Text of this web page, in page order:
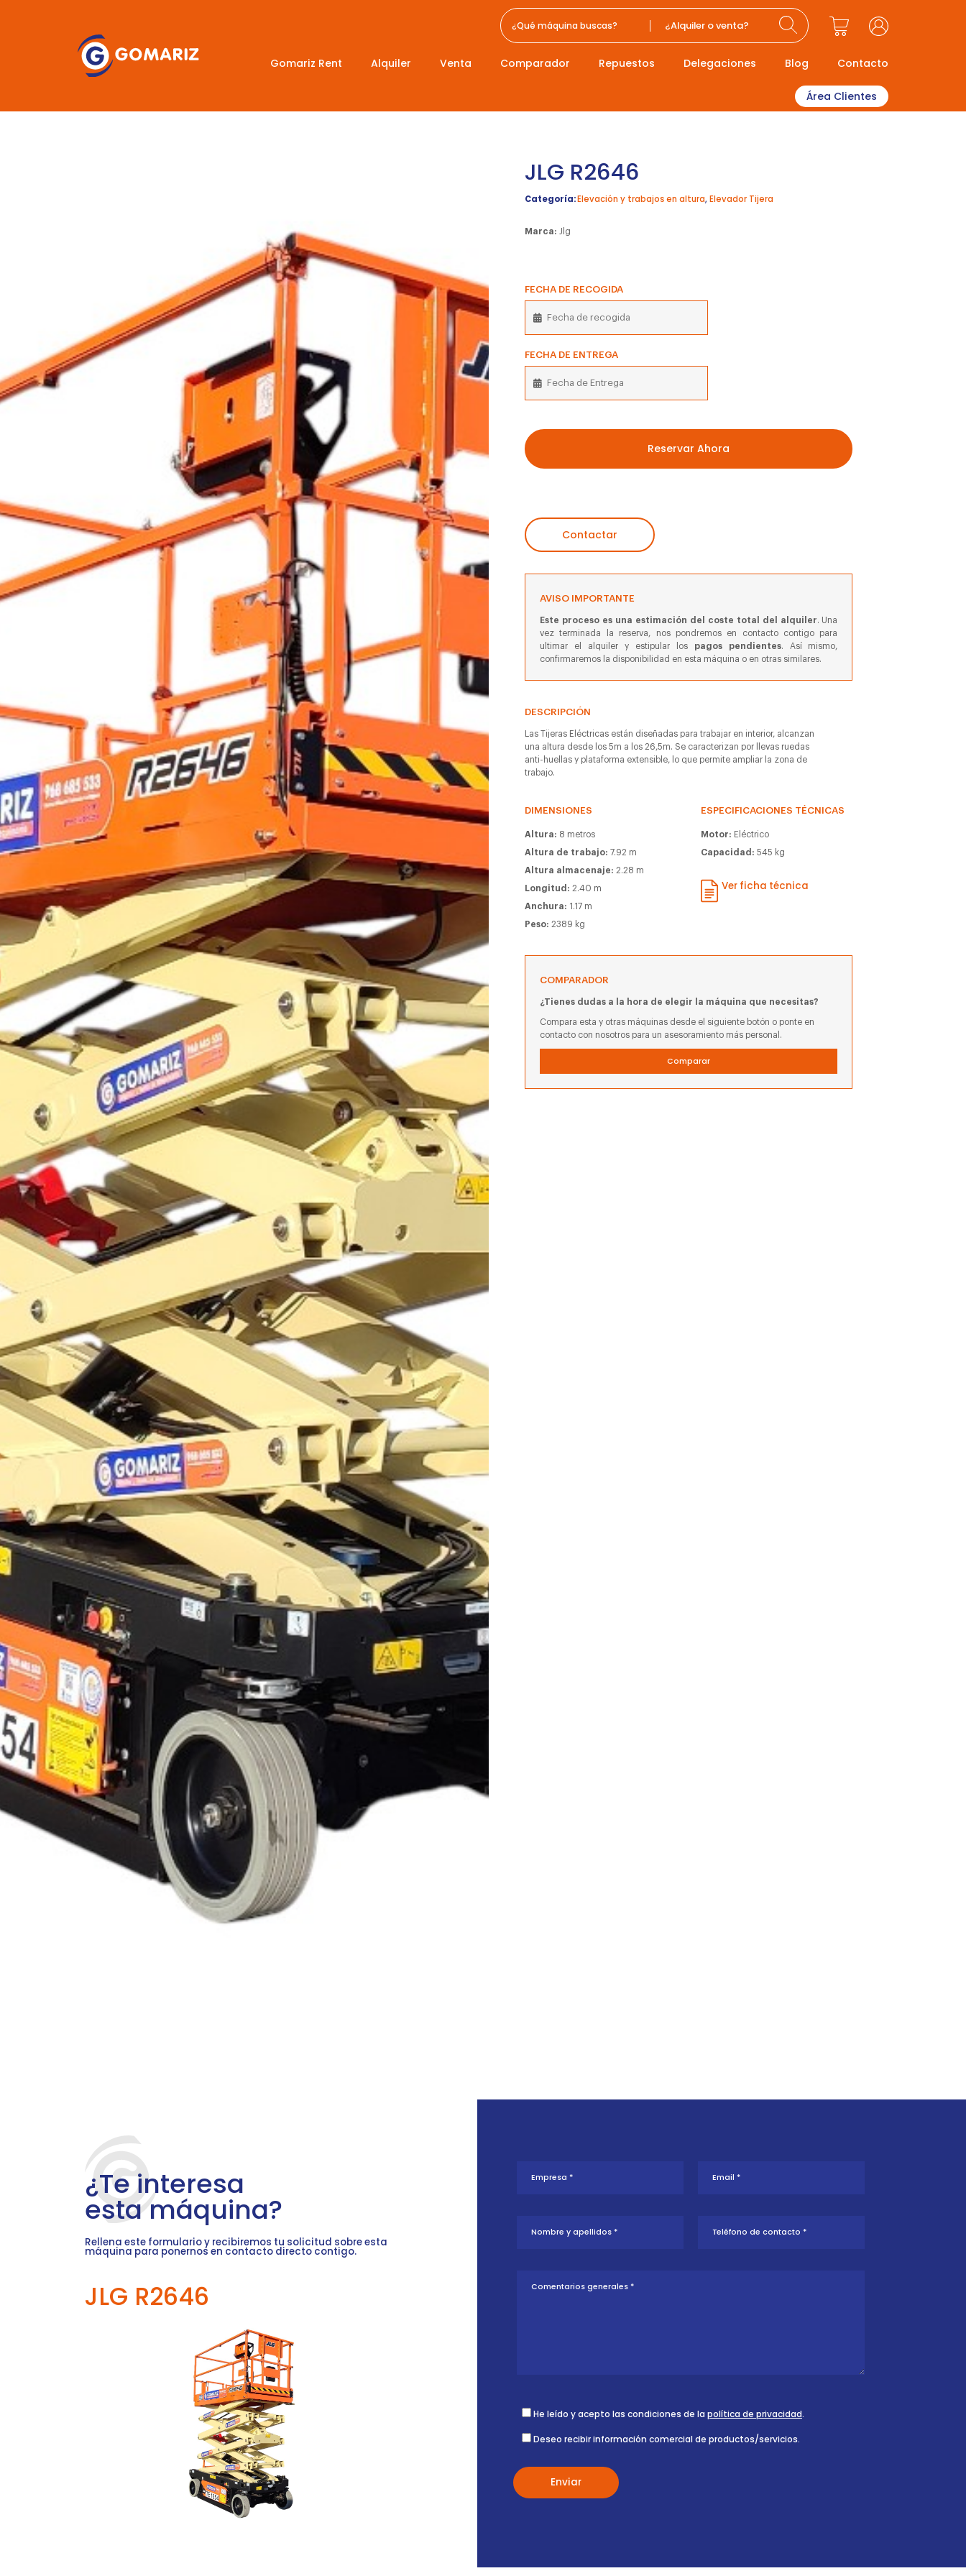
¿Alquiler o venta?
Gomariz Rent Alquiler Venta Comparador Repuestos Delegaciones Blog Contacto
Área Clientes
JLG R2646
Categoría:Elevación y trabajos en altura,Elevador Tijera
Marca:Jlg
FECHA DE RECOGIDA
FECHA DE ENTREGA
Reservar Ahora
Contactar
AVISO IMPORTANTE
Este proceso es una estimación del coste total del alquiler. Una
vez terminada la reserva, nos pondremos en contacto contigo para
ultimar el alquiler y estipular los
pagos pendientes. Así mismo,
confirmaremos la disponibilidad en esta máquina o en otras similares.
DESCRIPCIÓN
Las Tijeras Eléctricas están diseñadas para trabajar en interior, alcanzan
una altura desde los 5m a los 26,5m. Se caracterizan por llevas ruedas
anti-huellas y plataforma extensible, lo que permite ampliar la zona de
trabajo.
DIMENSIONES
Altura: 8 metros
Altura de trabajo: 7.92 m
Altura almacenaje:2.28 m
Longitud:2.40 m
Anchura: 1.17 m
Peso:2389 kg
ESPECIFICACIONES TÉCNICAS
Motor: Eléctrico
Capacidad:545 kg
Ver ficha técnica
COMPARADOR
¿Tienes dudas a la hora de elegir la máquina que necesitas?
Compara esta y otras máquinas desde el siguiente botón o ponte en
contacto con nosotros para un asesoramiento más personal.
Comparar
¿Te interesa
esta máquina?
Rellena este formulario y recibiremos tu solicitud sobre esta
máquina para ponernos en contacto directo contigo.
JLG R2646
He leído y acepto las condiciones de la política de privacidad.
Deseo recibir información comercial de productos/servicios.